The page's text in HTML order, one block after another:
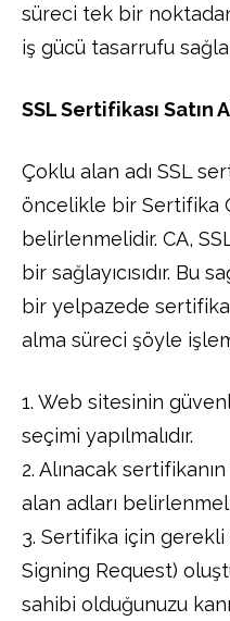
süreci tek bir
iş gücü tasarrufu
SSL Sertifikası Satın
Çoklu alan adı SSL
öncelikle bir Sertifika
belirlenmelidir. CA,
bir sağlayıcısıdır. Bu
bir yelpazede sertifika
alma süreci şöyle
1. Web sitesinin
seçimi yapılmalıdır.
2. Alınacak
alan adları
3. Sertifika için
Signing Request)
sahibi olduğunuzu